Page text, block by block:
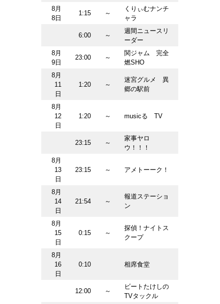
8月
8日
1:15 ～
くりぃむナンチ
ャラ
6:00 ～
週間ニュースリ
ーダー
8月
9日
23:00 ～
関ジャム 完全
燃SHO
8月
11
日
1:20 ～
迷宮グルメ 異
郷の駅前
8月
12
日
1:20 ～ musicる TV
23:15 ～
家事ヤロ
ウ！！！
8月
13
日
23:15 ～ アメトーーク！
8月
14
日
21:54 ～
報道ステーショ
ン
8月
15
日
0:15 ～
探偵！ナイトス
クープ
8月
16
日
0:10 相席食堂
12:00 ～
ビートたけしの
TVタックル